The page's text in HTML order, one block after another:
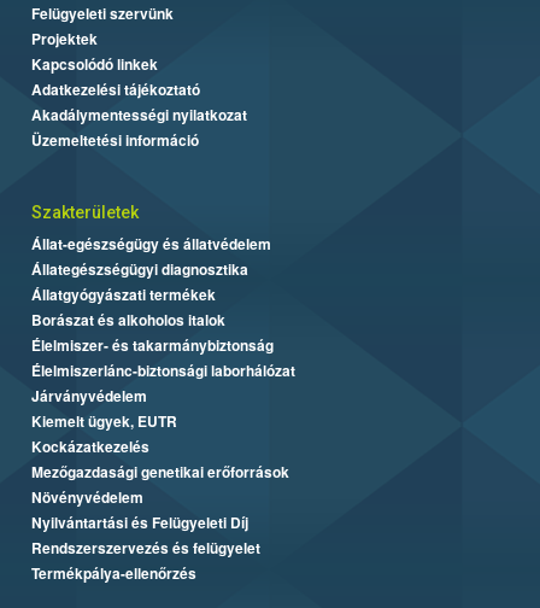
Felügyeleti szervünk
Projektek
Kapcsolódó linkek
Adatkezelési tájékoztató
Akadálymentességi nyilatkozat
Üzemeltetési információ
Szakterületek
Állat-egészségügy és állatvédelem
Állategészségügyi diagnosztika
Állatgyógyászati termékek
Borászat és alkoholos italok
Élelmiszer- és takarmánybiztonság
Élelmiszerlánc-biztonsági laborhálózat
Járványvédelem
Kiemelt ügyek, EUTR
Kockázatkezelés
Mezőgazdasági genetikai erőforrások
Növényvédelem
Nyilvántartási és Felügyeleti Díj
Rendszerszervezés és felügyelet
Termékpálya-ellenőrzés